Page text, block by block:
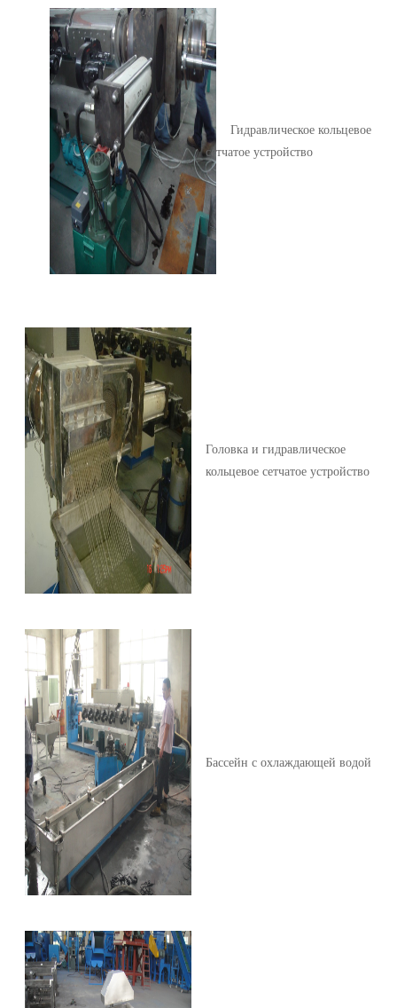
Гидравлическое кольцевое
сетчатое устройство
Головка и гидравлическое
кольцевое сетчатое устройство
Бассейн с охлаждающей водой